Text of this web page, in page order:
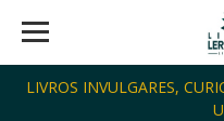
LIVROS INVULGARES,